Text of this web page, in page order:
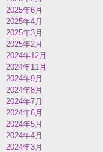
2025年6月
2025年4月
2025年3月
2025年2月
2024年12月
2024年11月
2024年9月
2024年8月
2024年7月
2024年6月
2024年5月
2024年4月
2024年3月